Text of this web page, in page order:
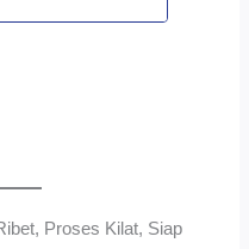
Proses Kilat, Siap